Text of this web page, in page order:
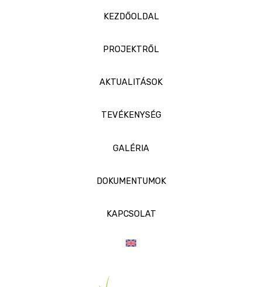
KEZDŐOLDAL
PROJEKTRŐL
AKTUALITÁSOK
TEVÉKENYSÉG
GALÉRIA
DOKUMENTUMOK
KAPCSOLAT